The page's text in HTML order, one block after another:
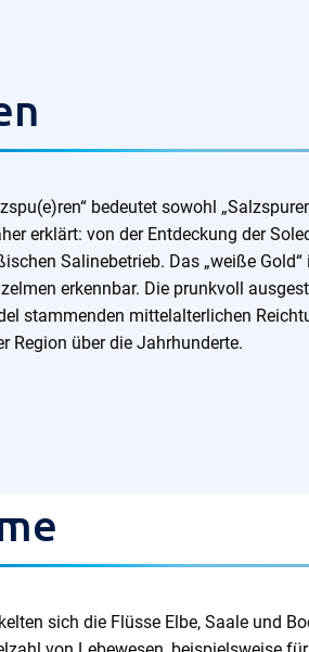
bedeutet sowohl
erklärt: von der Entdeckung der
Salinebetrieb. Das „weiße
erkennbar. Die prunkvoll
stammenden mittelalterlichen
Region über die Jahrhunderte.
sich die Flüsse Elbe, Saale und